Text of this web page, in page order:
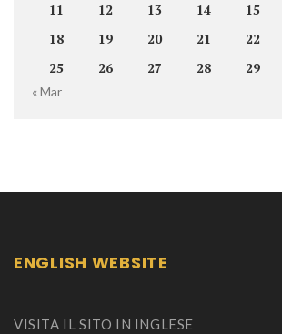
11
12 13 14 15
18
19 20 21 22
25
26 27 28 29
« Mar
ENGLISH WEBSITE
VISITA IL SITO IN INGLESE